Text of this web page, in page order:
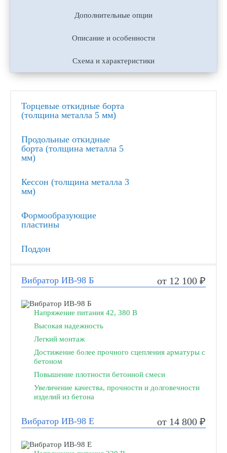
Дополнительные опции
Описание и особенности
Схема и характеристики
Торцевые откидные борта
(толщина металла 5 мм)
Продольные откидные
борта (толщина металла 5
мм)
Кессон (толщина металла 3
мм)
Формообразующие
пластины
Поддон
Вибратор ИВ-98 Б от 12 100 ₽
Напряжение питания 42, 380 В
Высокая надежность
Легкий монтаж
Достижение более прочного сцепления арматуры с
бетоном
Повышение плотности бетонной смеси
Увеличение качества, прочности и долговечности
изделий из бетона
Вибратор ИВ-98 Е от 14 800 ₽